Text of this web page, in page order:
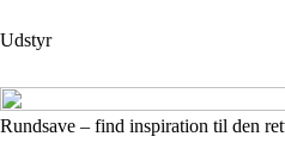
Udstyr
Rundsave – find inspiration til den